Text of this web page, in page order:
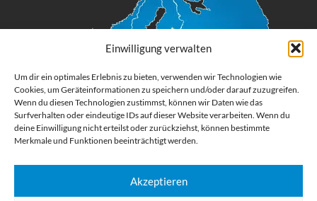
Einwilligung verwalten
Um dir ein optimales Erlebnis zu bieten, verwenden wir Technologien wie
Cookies, um Geräteinformationen zu speichern und/oder darauf zuzugreifen.
Wenn du diesen Technologien zustimmst, können wir Daten wie das
Surfverhalten oder eindeutige IDs auf dieser Website verarbeiten. Wenn du
deine Einwilligung nicht erteilst oder zurückziehst, können bestimmte
Merkmale und Funktionen beeinträchtigt werden.
Akzeptieren